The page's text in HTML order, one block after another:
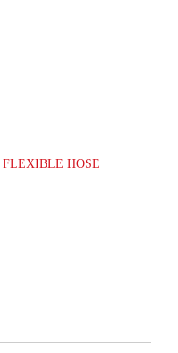
FLEXIBLE HOSE